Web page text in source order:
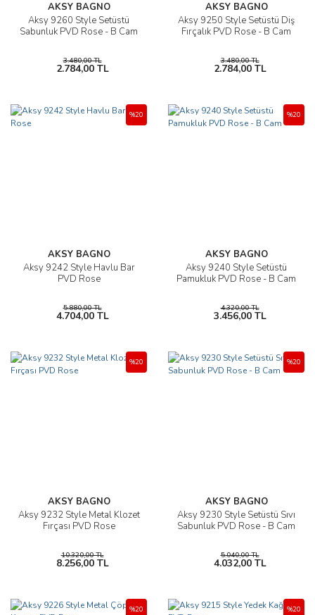
AKSY BAGNO
Aksy 9260 Style Setüstü
Sabunluk PVD Rose - B Cam
3.480,00 TL
2.784,00 TL
AKSY BAGNO
Aksy 9250 Style Setüstü Diş
Fırçalık PVD Rose - B Cam
3.480,00 TL
2.784,00 TL
AKSY BAGNO
Aksy 9242 Style Havlu Bar
PVD Rose
%20
5.880,00 TL
4.704,00 TL
AKSY BAGNO
Aksy 9240 Style Setüstü
Pamukluk PVD Rose - B Cam
%20
4.320,00 TL
3.456,00 TL
AKSY BAGNO
Aksy 9232 Style Metal Klozet
Fırçası PVD Rose
%20
10.320,00 TL
8.256,00 TL
AKSY BAGNO
Aksy 9230 Style Setüstü Sıvı
Sabunluk PVD Rose - B Cam
%20
5.040,00 TL
4.032,00 TL
%20 %20